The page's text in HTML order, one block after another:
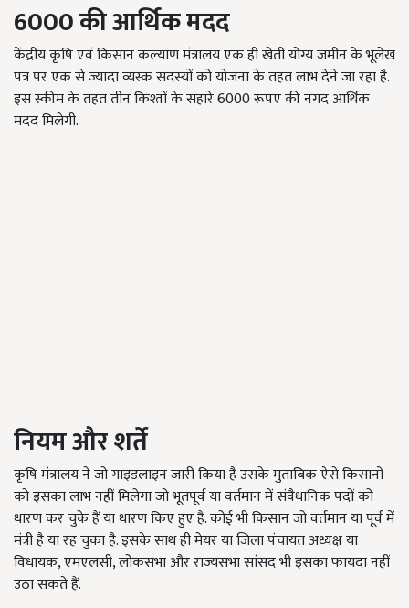
6000 की आर्थिक मदद
केंद्रीय कृषि एवं किसान कल्याण मंत्रालय एक ही खेती योग्य जमीन के भूलेख
पत्र पर एक से ज्यादा व्यस्क सदस्यों को योजना के तहत लाभ देने जा रहा है.
इस स्कीम के तहत तीन किश्तों के सहारे 6000 रूपए की नगद आर्थिक
मदद मिलेगी.
नियम और शर्ते
कृषि मंत्रालय ने जो गाइडलाइन जारी किया है उसके मुताबिक ऐसे किसानों
को इसका लाभ नहीं मिलेगा जो भूतपूर्व या वर्तमान में संवैधानिक पदों को
धारण कर चुके हैं या धारण किए हुए हैं. कोई भी किसान जो वर्तमान या पूर्व में
मंत्री है या रह चुका है. इसके साथ ही मेयर या जिला पंचायत अध्यक्ष या
विधायक, एमएलसी, लोकसभा और राज्यसभा सांसद भी इसका फायदा नहीं
उठा सकते हैं.